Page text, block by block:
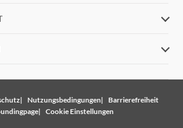
Nutzungsbedingungen
Barrierefreiheit
Cookie Einstellungen